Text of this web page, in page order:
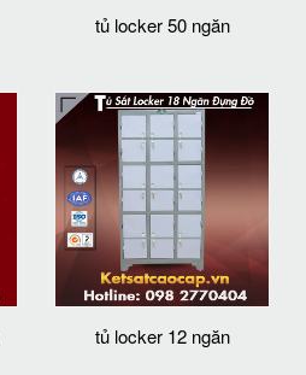
tủ locker 50 ngăn
tủ locker 12 ngăn